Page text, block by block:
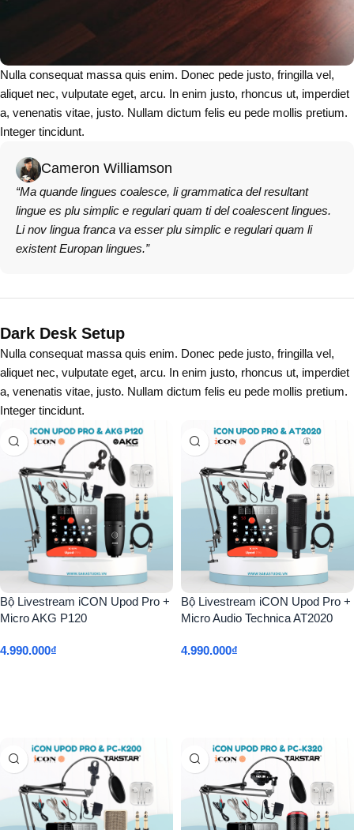
Nulla consequat massa quis enim. Donec pede justo, fringilla vel,
aliquet nec, vulputate eget, arcu. In enim justo, rhoncus ut, imperdiet
a, venenatis vitae, justo. Nullam dictum felis eu pede mollis pretium.
Integer tincidunt.
Cameron Williamson
“Ma quande lingues coalesce, li grammatica del resultant
lingue es plu simplic e regulari quam ti del coalescent lingues.
Li nov lingua franca va esser plu simplic e regulari quam li
existent Europan lingues.”
Dark Desk Setup
Nulla consequat massa quis enim. Donec pede justo, fringilla vel,
aliquet nec, vulputate eget, arcu. In enim justo, rhoncus ut, imperdiet
a, venenatis vitae, justo. Nullam dictum felis eu pede mollis pretium.
Integer tincidunt.
Bộ Livestream iCON Upod Pro +
Micro AKG P120
4.990.000₫
Bộ Livestream iCON Upod Pro +
Micro Audio Technica AT2020
4.990.000₫